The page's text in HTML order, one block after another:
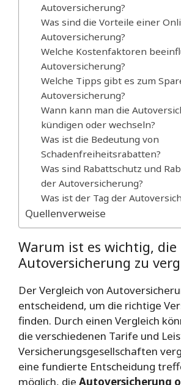
Autoversicherung?
Was sind die Vorteile einer
Autoversicherung?
Welche Kostenfaktoren
Autoversicherung?
Welche Tipps gibt es zum
Autoversicherung?
Wann kann man die
kündigen oder wechseln?
Was ist die Bedeutung von
Schadenfreiheitsrabatten?
Was sind Rabattschutz und
der Autoversicherung?
Was ist der Tag der
Quellenverweise
Warum ist es wichtig, die
Autoversicherung zu
Der Vergleich von
entscheidend, um die richtige
finden. Durch einen Vergleich
die verschiedenen Tarife und
Versicherungsgesellschaften
eine fundierte Entscheidung
möglich, die Autoversicherung